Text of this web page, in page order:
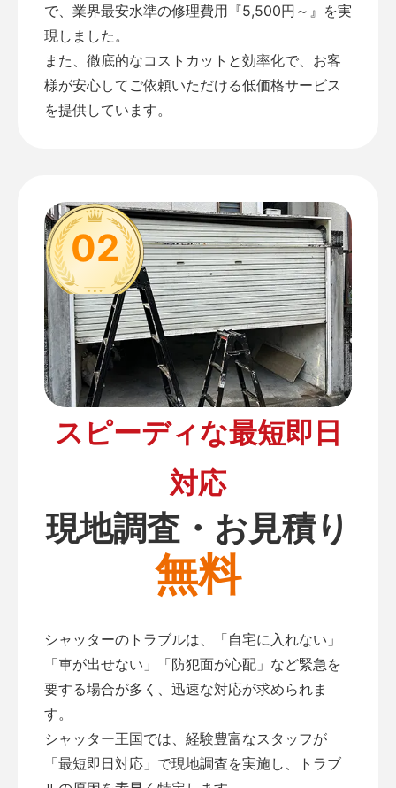
で、業界最安水準の修理費用『5,500円～』を実
現しました。
また、徹底的なコストカットと効率化で、お客
様が安心してご依頼いただける低価格サービス
を提供しています。
02
スピーディな最短即日
対応
現地調査・お見積り
無料
シャッターのトラブルは、「自宅に入れない」
「車が出せない」「防犯面が心配」など緊急を
要する場合が多く、迅速な対応が求められま
す。
シャッター王国では、経験豊富なスタッフが
「最短即日対応」で現地調査を実施し、トラブ